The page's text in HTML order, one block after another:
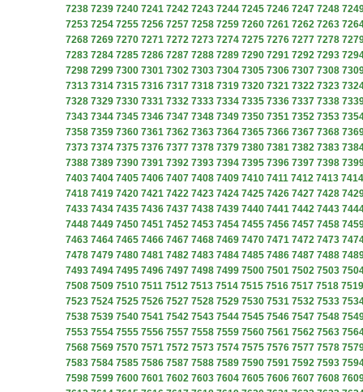
7238 7239 7240 7241 7242 7243 7244 7245 7246 7247 7248
7253 7254 7255 7256 7257 7258 7259 7260 7261 7262 7263
7268 7269 7270 7271 7272 7273 7274 7275 7276 7277 7278
7283 7284 7285 7286 7287 7288 7289 7290 7291 7292 7293
7298 7299 7300 7301 7302 7303 7304 7305 7306 7307 7308
7313 7314 7315 7316 7317 7318 7319 7320 7321 7322 7323
7328 7329 7330 7331 7332 7333 7334 7335 7336 7337 7338
7343 7344 7345 7346 7347 7348 7349 7350 7351 7352 7353
7358 7359 7360 7361 7362 7363 7364 7365 7366 7367 7368
7373 7374 7375 7376 7377 7378 7379 7380 7381 7382 7383
7388 7389 7390 7391 7392 7393 7394 7395 7396 7397 7398
7403 7404 7405 7406 7407 7408 7409 7410 7411 7412 7413 7414
7418 7419 7420 7421 7422 7423 7424 7425 7426 7427 7428
7433 7434 7435 7436 7437 7438 7439 7440 7441 7442 7443
7448 7449 7450 7451 7452 7453 7454 7455 7456 7457 7458
7463 7464 7465 7466 7467 7468 7469 7470 7471 7472 7473
7478 7479 7480 7481 7482 7483 7484 7485 7486 7487 7488
7493 7494 7495 7496 7497 7498 7499 7500 7501 7502 7503
7508 7509 7510 7511 7512 7513 7514 7515 7516 7517 7518 7519
7523 7524 7525 7526 7527 7528 7529 7530 7531 7532 7533
7538 7539 7540 7541 7542 7543 7544 7545 7546 7547 7548
7553 7554 7555 7556 7557 7558 7559 7560 7561 7562 7563
7568 7569 7570 7571 7572 7573 7574 7575 7576 7577 7578
7583 7584 7585 7586 7587 7588 7589 7590 7591 7592 7593
7598 7599 7600 7601 7602 7603 7604 7605 7606 7607 7608